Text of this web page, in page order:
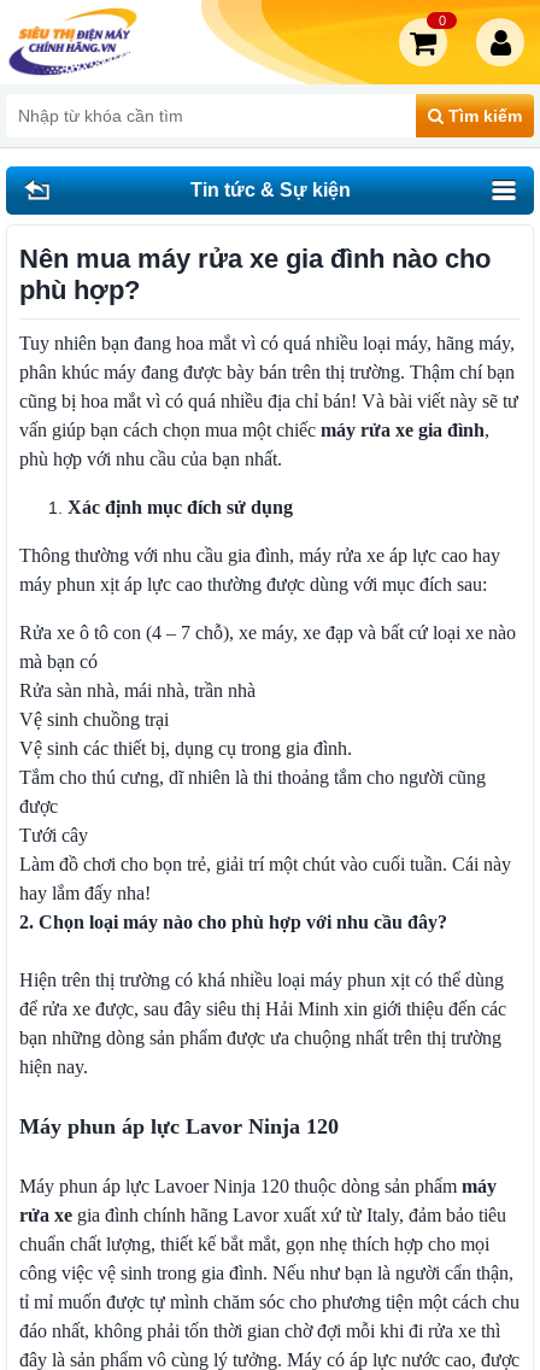
Tìm kiếm
0
Tin tức & Sự kiện
Nên mua máy rửa xe gia đình nào cho
phù hợp?
Tuy nhiên bạn đang hoa mắt vì có quá nhiều loại máy, hãng máy,
phân khúc máy đang được bày bán trên thị trường. Thậm chí bạn
cũng bị hoa mắt vì có quá nhiều địa chỉ bán! Và bài viết này sẽ tư
vấn giúp bạn cách chọn mua một chiếc máy rửa xe gia đình,
phù hợp với nhu cầu của bạn nhất.
Xác định mục đích sử dụng
Thông thường với nhu cầu gia đình, máy rửa xe áp lực cao hay
máy phun xịt áp lực cao thường được dùng với mục đích sau:
Rửa xe ô tô con (4 – 7 chỗ), xe máy, xe đạp và bất cứ loại xe nào
mà bạn có
Rửa sàn nhà, mái nhà, trần nhà
Vệ sinh chuồng trại
Vệ sinh các thiết bị, dụng cụ trong gia đình.
Tắm cho thú cưng, dĩ nhiên là thi thoảng tắm cho người cũng
được
Tưới cây
Làm đồ chơi cho bọn trẻ, giải trí một chút vào cuối tuần. Cái này
hay lắm đấy nha!
2. Chọn loại máy nào cho phù hợp với nhu cầu đây?
Hiện trên thị trường có khá nhiều loại máy phun xịt có thể dùng
để rửa xe được, sau đây siêu thị Hải Minh xin giới thiệu đến các
bạn những dòng sản phẩm được ưa chuộng nhất trên thị trường
hiện nay.
Máy phun áp lực Lavor Ninja 120
Máy phun áp lực Lavoer Ninja 120 thuộc dòng sản phẩm máy
rửa xe gia đình chính hãng Lavor xuất xứ từ Italy, đảm bảo tiêu
chuẩn chất lượng, thiết kế bắt mắt, gọn nhẹ thích hợp cho mọi
công việc vệ sinh trong gia đình. Nếu như bạn là người cẩn thận,
tỉ mỉ muốn được tự mình chăm sóc cho phương tiện một cách chu
đáo nhất, không phải tốn thời gian chờ đợi mỗi khi đi rửa xe thì
đây là sản phẩm vô cùng lý tưởng. Máy có áp lực nước cao, được